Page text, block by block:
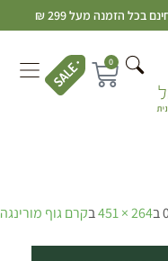
בכל הזמנה מעל 299 ₪
0
ב264 × 451 בקרם גוף מורינגה